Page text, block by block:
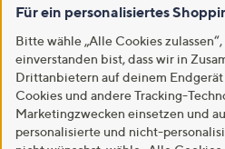
Für ein personalisiertes
Bitte wähle „Alle Cookies
einverstanden bist, dass wir in
Drittanbietern auf deinem
Cookies und andere Tracking-
Marketingzwecken einsetzen und
personalisierte und nicht-